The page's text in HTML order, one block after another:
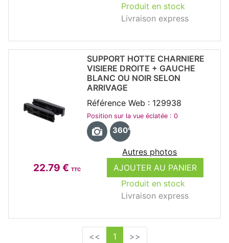
Produit en stock
Livraison express
22.79 € TTC
AJOUTER AU PANIER
Produit en stock
Livraison express
SUPPORT HOTTE CHARNIERE
VISIERE DROITE + GAUCHE
BLANC OU NOIR SELON
ARRIVAGE
Référence Web : 129938
Position sur la vue éclatée : 0
360°
Autres photos
<< 1 >>